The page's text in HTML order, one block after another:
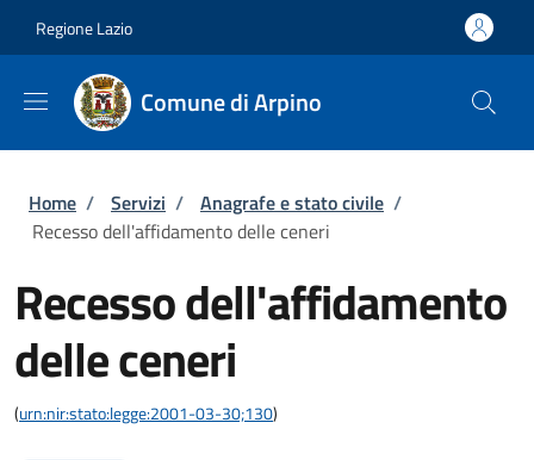
Regione Lazio
Comune di Arpino
Briciole di pane
Home / Servizi / Anagrafe e stato civile /
Recesso dell'affidamento delle ceneri
Recesso dell'affidamento
delle ceneri
(urn:nir:stato:legge:2001-03-30;130)